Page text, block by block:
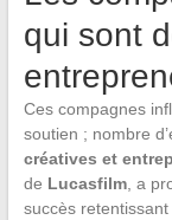
qui sont
Ces compagnes
soutien ; nombre
créatives et
de Lucasfilm, a
succès